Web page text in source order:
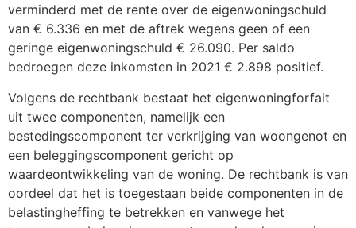
verminderd met de rente over de eigenwoningschuld
van € 6.336 en met de aftrek wegens geen of een
geringe eigenwoningschuld € 26.090. Per saldo
bedroegen deze inkomsten in 2021 € 2.898 positief.
Volgens de rechtbank bestaat het eigenwoningforfait
uit twee componenten, namelijk een
bestedingscomponent ter verkrijging van woongenot en
een beleggingscomponent gericht op
waardeontwikkeling van de woning. De rechtbank is van
oordeel dat het is toegestaan beide componenten in de
belastingheffing te betrekken en vanwege het